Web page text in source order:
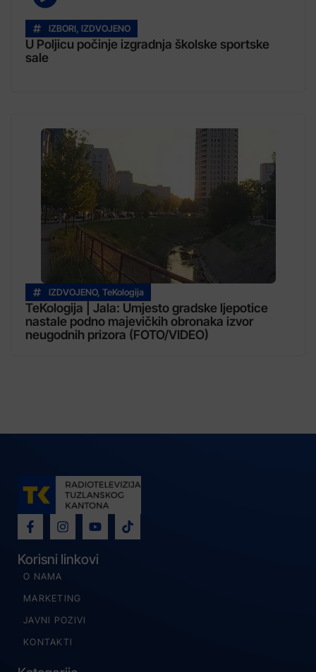
IZBORI IZDVOJENO
U Poljicu počinje izgradnja školske sportske
sale
IZDVOJENO, TeKologija
TeKologija | Jala: Umjesto gradske ljepotice
nastale podno majevičkih obronaka izvor
neugodnih prizora (FOTO/VIDEO)
Korisni linkovi
O NAMA
MARKETING
JAVNI POZIVI
KONTAKTI